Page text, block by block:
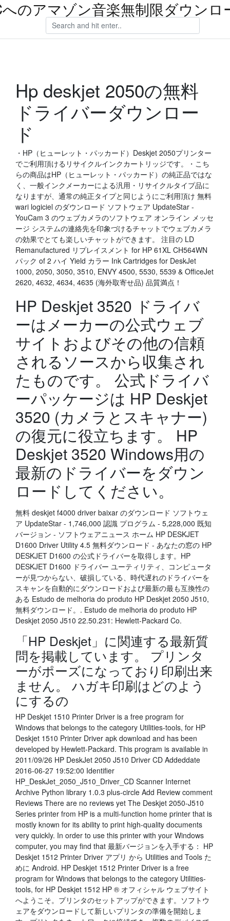
のアマゾン音楽無制限ダウンロ
Hp deskjet 2050の無料
ドライバーダウンロー
ド
・HP（ヒューレット・パッカード）Deskjet 2050プリンター
でご利用頂けるリサイクルインクカートリッジです。・こち
らの商品はHP（ヒューレット・パッカード）の純正品ではな
く、一般インクメーカーによる汎用・リサイクルタイプ品に
なりますが、通常の純正タイプと同じようにご利用頂け 無料
wari logiciel のダウンロード ソフトウェア UpdateStar -
YouCam 3 のウェブカメラのソフトウェア オンライン メッセ
ージ システムの連絡先を印象づけるチャットでウェブカメラ
の効果でとても楽しいチャットができます。 注目の LD
Remanufactured リプレイスメント for HP 61XL CH564WN
パック of 2 ハイ Yield カラー Ink Cartridges for DeskJet
1000, 2050, 3050, 3510, ENVY 4500, 5530, 5539 & OfficeJet
2620, 4632, 4634, 4635 (海外取寄せ品) 品質満点！
HP Deskjet 3520 ドライバ
ーはメーカーの公式ウェブ
サイトおよびその他の信頼
されるソースから収集され
たものです。 公式ドライバ
ーパッケージは HP Deskjet
3520 (カメラとスキャナー)
の復元に役立ちます。 HP
Deskjet 3520 Windows用の
最新のドライバーをダウン
ロードしてください。
無料 deskjet f4000 driver baixar のダウンロード ソフトウェ
ア UpdateStar - 1,746,000 認識 プログラム - 5,228,000 既知
バージョン - ソフトウェアニュース ホーム HP DESKJET
D1600 Driver Utility 4.5 無料ダウンロード - あなたの窓の HP
DESKJET D1600 の公式ドライバーを取得します。HP
DESKJET D1600 ドライバー ユーティリティ、コンピュータ
ーが見つからない、破損している、時代遅れのドライバーを
スキャンを自動的にダウンロードおよび最新の最も互換性の
ある Estudo de melhoria do produto HP Deskjet 2050 J510,
無料ダウンロード。. Estudo de melhoria do produto HP
Deskjet 2050 J510 22.50.231: Hewlett-Packard Co.
「HP Deskjet」に関連する最新質
問を掲載しています。 プリンタ
ーがポーズになっており印刷出来
ません。 ハガキ印刷はどのよう
にするの
HP Deskjet 1510 Printer Driver is a free program for
Windows that belongs to the category Utilities-tools, for HP
Deskjet 1510 Printer Driver apk download and has been
developed by Hewlett-Packard. This program is available in
2011/09/26 HP DeskJet 2050 J510 Driver CD Addeddate
2016-06-27 19:52:00 Identifier
HP_DeskJet_2050_J510_Driver_CD Scanner Internet
Archive Python library 1.0.3 plus-circle Add Review comment
Reviews There are no reviews yet The Deskjet 2050-J510
Series printer from HP is a multi-function home printer that is
mostly known for its ability to print high-quality documents
very quickly. In order to use this printer with your Windows
computer, you may find that 最新バージョンを入手する： HP
Deskjet 1512 Printer Driver アプリ から Utilities and Tools た
めに Android. HP Deskjet 1512 Printer Driver is a free
program for Windows that belongs to the category Utilities-
tools, for HP Deskjet 1512 HP ® オフィシャル ウェブサイト
へようこそ。プリンタのセットアップができます。ソフトウ
ェアをダウンロードして新しいプリンタの準備を開始しま